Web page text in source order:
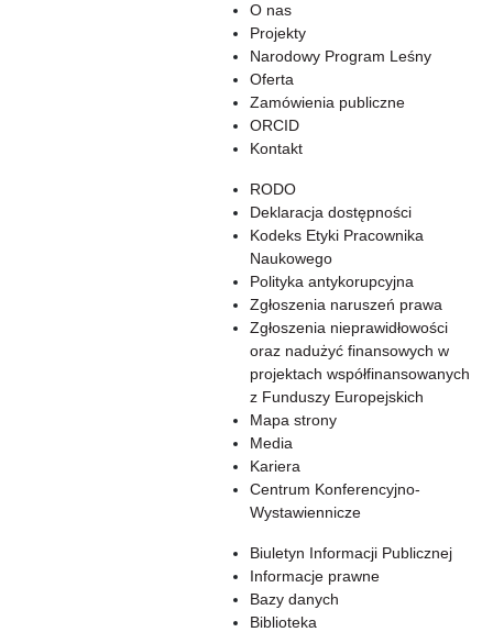
O nas
Projekty
Narodowy Program Leśny
Oferta
Zamówienia publiczne
ORCID
Kontakt
RODO
Deklaracja dostępności
Kodeks Etyki Pracownika
Naukowego
Polityka antykorupcyjna
Zgłoszenia naruszeń prawa
Zgłoszenia nieprawidłowości
oraz nadużyć finansowych w
projektach współfinansowanych
z Funduszy Europejskich
Mapa strony
Media
Kariera
Centrum Konferencyjno-
Wystawiennicze
Biuletyn Informacji Publicznej
Informacje prawne
Bazy danych
Biblioteka